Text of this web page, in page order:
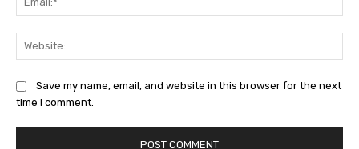
Save my name, email, and website in this browser for the next
time I comment.